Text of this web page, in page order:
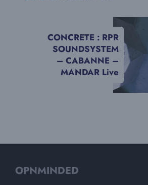
CONCRETE : RPR
SOUNDSYSTEM
– CABANNE –
MANDAR Live
OPNMINDED